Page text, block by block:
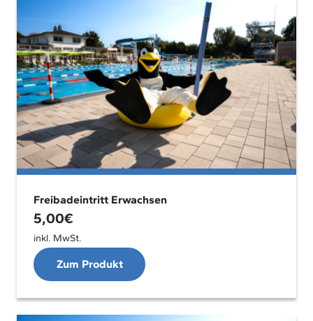
Freibadeintritt Erwachsen
5,00€
inkl. MwSt.
Zum Produkt